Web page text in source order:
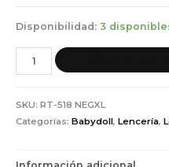
Disponibilidad: 3
SKU: RT-518 NEGXL
Categorías: Babydoll, Lencería,